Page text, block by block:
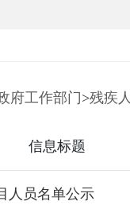
府工作部门>残疾
信息标题
人员名单公示